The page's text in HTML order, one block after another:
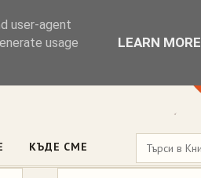
КЪДЕ СМЕ
user-agent
usage
LEARN MORE